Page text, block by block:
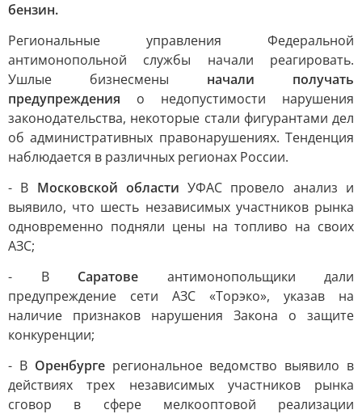
бензин.
Региональные управления Федеральной
антимонопольной службы начали реагировать.
Ушлые бизнесмены начали получать
предупреждения о недопустимости нарушения
законодательства, некоторые стали фигурантами дел
об административных правонарушениях. Тенденция
наблюдается в различных регионах России.
- В Московской области УФАС провело анализ и
выявило, что шесть независимых участников рынка
одновременно подняли цены на топливо на своих
АЗС;
- В Саратове антимонопольщики дали
предупреждение сети АЗС «Торэко», указав на
наличие признаков нарушения Закона о защите
конкуренции;
- В Оренбургерегиональное ведомство выявило в
действиях трех независимых участников рынка
сговор в сфере мелкооптовой реализации